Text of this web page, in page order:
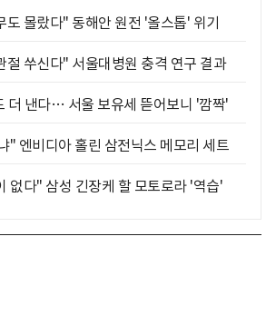
도 몰랐다" 동해안 원전 '올스톱' 위기
절 쑤신다" 서울대병원 충격 연구 결과
더 낸다… 서울 보유세 뜯어보니 '깜짝'
" 엔비디아 홀린 삼전닉스 메모리 세트
없다" 삼성 긴장케 할 모토로라 '역습'